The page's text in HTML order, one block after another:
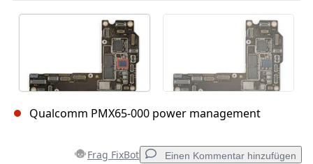
Qualcomm PMX65-000 power management
Frag FixBot Einen Kommentar hinzufügen